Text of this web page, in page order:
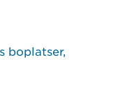
boplatser,